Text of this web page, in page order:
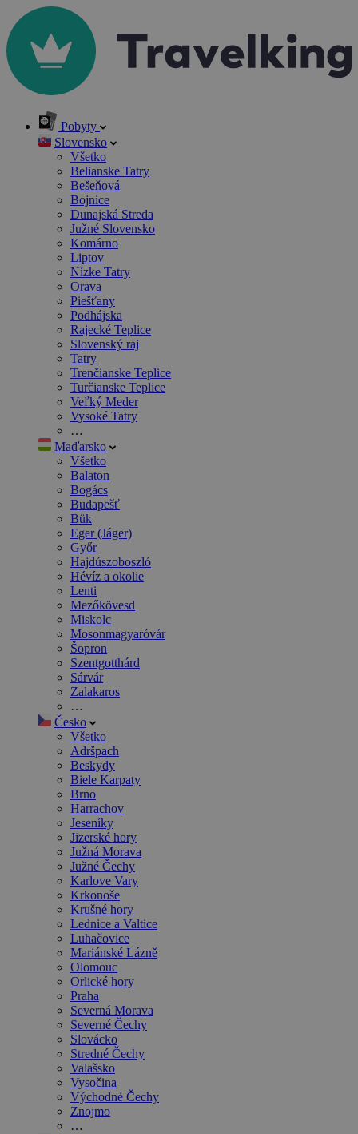
Pobyty
Slovensko
Všetko
Belianske Tatry
Bešeňová
Bojnice
Dunajská Streda
Južné Slovensko
Komárno
Liptov
Nízke Tatry
Orava
Piešťany
Podhájska
Rajecké Teplice
Slovenský raj
Tatry
Trenčianske Teplice
Turčianske Teplice
Veľký Meder
Vysoké Tatry
…
Maďarsko
Všetko
Balaton
Bogács
Budapešť
Bük
Eger (Jáger)
Győr
Hajdúszoboszló
Hévíz a okolie
Lenti
Mezőkövesd
Miskolc
Mosonmagyaróvár
Šopron
Szentgotthárd
Sárvár
Zalakaros
…
Česko
Všetko
Adršpach
Beskydy
Biele Karpaty
Brno
Harrachov
Jeseníky
Jizerské hory
Južná Morava
Južné Čechy
Karlove Vary
Krkonoše
Krušné hory
Lednice a Valtice
Luhačovice
Mariánské Lázně
Olomouc
Orlické hory
Praha
Severná Morava
Severné Čechy
Slovácko
Stredné Čechy
Valašsko
Vysočina
Východné Čechy
Znojmo
…